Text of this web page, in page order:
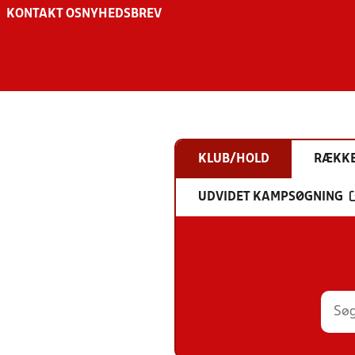
KONTAKT OS NYHEDSBREV
KLUB/HOLD
UDVIDET KAMPSØGNING